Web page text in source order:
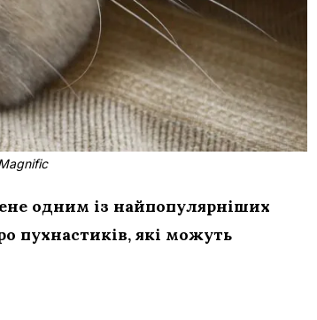
одним із найпопулярніших
пухнастиків, які можуть